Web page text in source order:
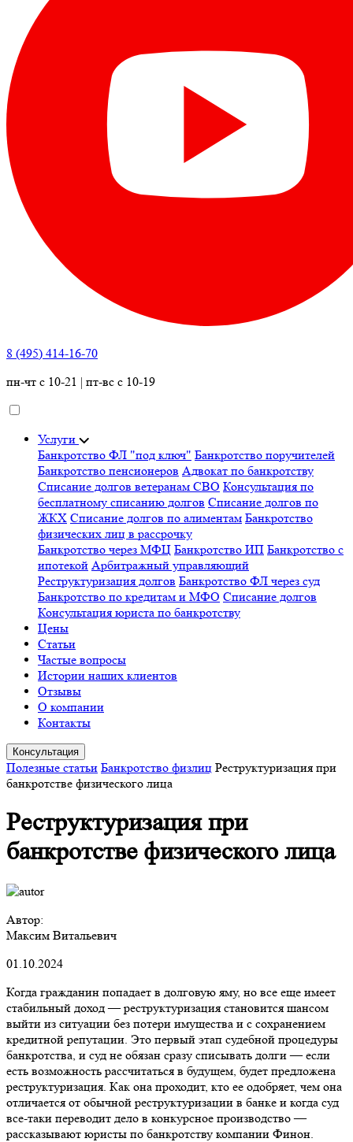
8 (495) 414-16-70
пн-чт с 10-21 | пт-вс с 10-19
Услуги
Банкротство ФЛ "под ключ" Банкротство поручителей
Банкротство пенсионеров Адвокат по банкротству
Списание долгов ветеранам СВО Консультация по
бесплатному списанию долгов Списание долгов по
ЖКХ Списание долгов по алиментам Банкротство
физических лиц в рассрочку
Банкротство через МФЦ Банкротство ИП Банкротство с
ипотекой Арбитражный управляющий
Реструктуризация долгов Банкротство ФЛ через суд
Банкротство по кредитам и МФО Списание долгов
Консультация юриста по банкротству
Цены
Статьи
Частые вопросы
Истории наших клиентов
Отзывы
О компании
Контакты
Консультация
Полезные статьи Банкротство физлиц Реструктуризация при
банкротстве физического лица
Реструктуризация при
банкротстве физического лица
Автор:
Максим Витальевич
01.10.2024
Когда гражданин попадает в долговую яму, но все еще имеет
стабильный доход —реструктуризация становится шансом
выйти из ситуации без потери имущества и с сохранением
кредитной репутации. Это первый этап судебной процедуры
банкротства, и суд не обязан сразу списывать долги — если
есть возможность рассчитаться в будущем, будет предложена
реструктуризация. Как она проходит, кто ее одобряет, чем она
отличается от обычной реструктуризации в банке и когда суд
все-таки переводит дело в конкурсное производство —
рассказывают юристы по банкротству компании Финон.